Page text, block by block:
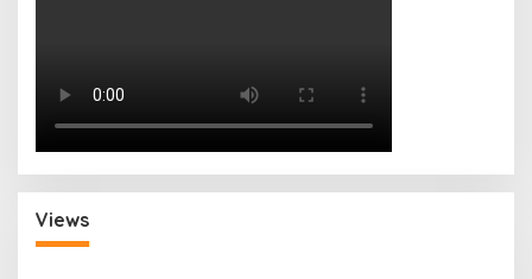
Views